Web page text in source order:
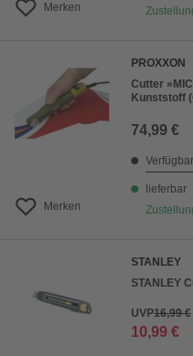
Merken
Merken
PROXXON
Cutter
Kunststoff
74,99 €
lieferbar
STANLEY
STANLEY
UVP16,99 €
10,99 €